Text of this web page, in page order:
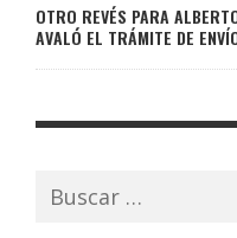
OTRO REVÉS PARA
AVALÓ EL TRÁMITE DE
Buscar: